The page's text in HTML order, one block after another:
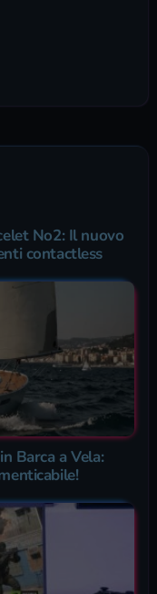
No2: Il nuovo
contactless
Barca a Vela: